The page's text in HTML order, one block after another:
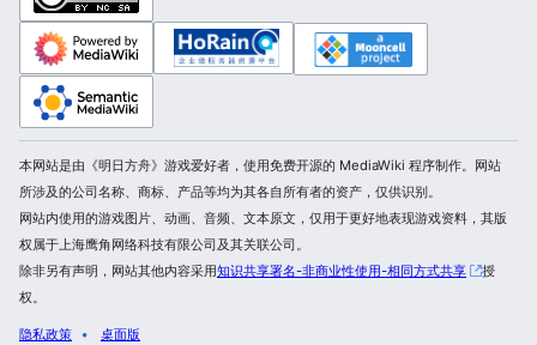
本网站是由《明日方舟》游戏爱好者，使用免费开源的 MediaWiki 程序制作。网站
所涉及的公司名称、商标、产品等均为其各自所有者的资产，仅供识别。
网站内使用的游戏图片、动画、音频、文本原文，仅用于更好地表现游戏资料，其版
权属于上海鹰角网络科技有限公司及其关联公司。
除非另有声明，网站其他内容采用知识共享署名-非商业性使用-相同方式共享
授
权。
隐私政策 桌面版